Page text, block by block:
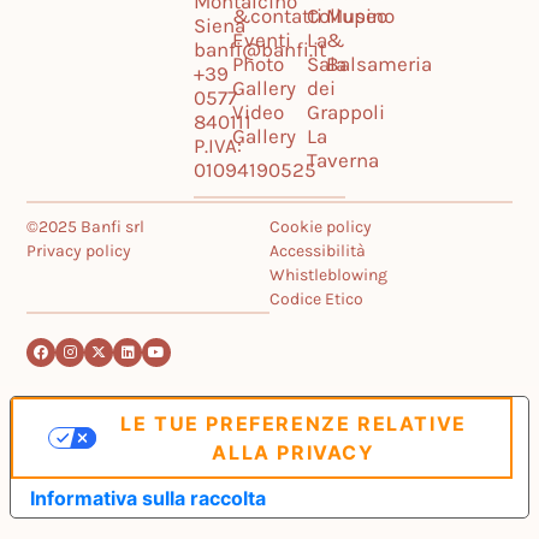
Siena
banfi@banfi.it
+39
0577
840111
P.IVA:
01094190525
&
Eventi
Photo
Gallery
Video
Gallery
contattiCollupino
La
Sala
dei
Grappoli
La
Taverna
Museo
&
Balsameria
©2025 Banfi srl
Privacy policy
Cookie policy
Accessibilità
Whistleblowing
Codice Etico
Informativa sulla raccolta
LE TUE PREFERENZE RELATIVE
ALLA PRIVACY